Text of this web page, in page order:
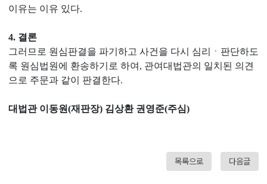
이유는 이유 있다.
4. 결론
그러므로 원심판결을 파기하고 사건을 다시 심리ㆍ판단하도
록 원심법원에 환송하기로 하여, 관여대법관의 일치된 의견
으로 주문과 같이 판결한다.
대법관 이동원(재판장) 김상환 권영준(주심)
목록으로 다음글